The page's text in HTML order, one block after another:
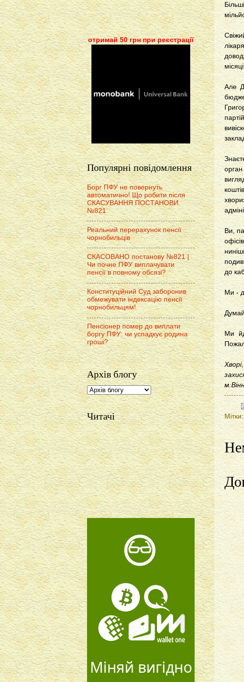
Але
Ви,
до
Ми -
Ми
Мітки:
отримай 50 грн при реєстрації
Популярні повідомлення
Борг ПФУ не повернуть
автоматично! Що робити після
СКАСУВАННЯ ПОСТАНОВИ
№821
Реальний перерахунок пенсії
чорнобильців
СКАСОВАНО постанову №821 |
Чи почне ПФУ виплачувати
пенсії в повному обсязі?
Конституційний Суд заборонив
обмежувати індексацію пенсії
чорнобильцям!
Пенсіонер помер до виплати
боргу ПФУ: чи успадкує родина
гроші?
Архів блогу
Читачі
Міняй вигідно